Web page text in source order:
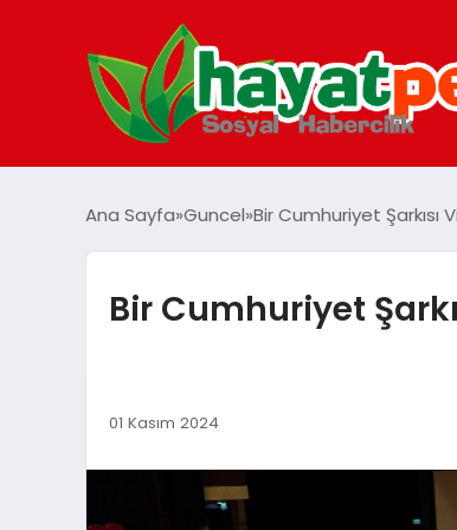
Ana Sayfa Guncel Bir Cumhuriyet Şarkısı
Bir Cumhuriyet
01 Kasım 2024